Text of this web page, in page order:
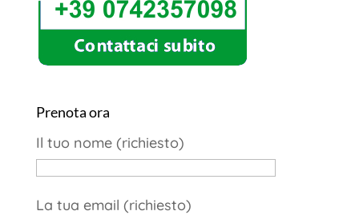
Prenota ora
Il tuo nome (richiesto)
La tua email (richiesto)